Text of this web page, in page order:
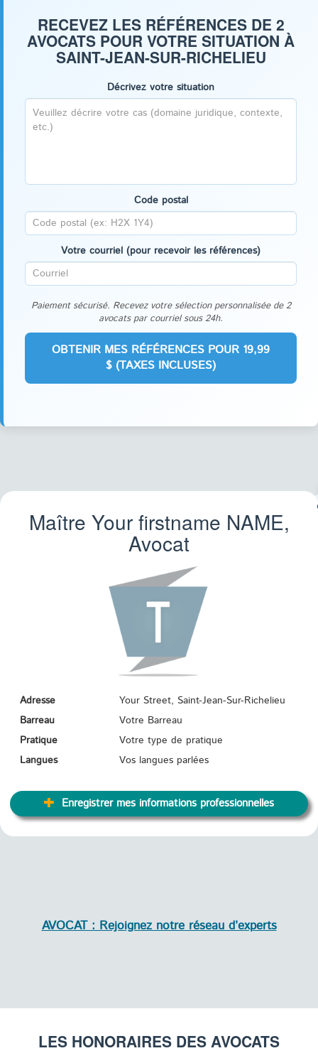
RECEVEZ LES RÉFÉRENCES DE 2
AVOCATS POUR VOTRE SITUATION À
SAINT-JEAN-SUR-RICHELIEU
Décrivez votre situation
Code postal
Votre courriel (pour recevoir les références)
Paiement sécurisé. Recevez votre sélection personnalisée de 2
avocats par courriel sous 24h.
Maître Your firstname NAME,
Avocat
Adresse
Your Street, Saint-Jean-Sur-Richelieu
Barreau
Votre Barreau
Pratique
Votre type de pratique
Langues
Vos langues parlées
Enregistrer mes informations professionnelles
AVOCAT : Rejoignez notre réseau d’experts
LES HONORAIRES DES AVOCATS